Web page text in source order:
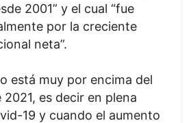
2001” y el cual “fue
por la creciente
neta”.
está muy por encima del
es decir en plena
19 y cuando el aumento